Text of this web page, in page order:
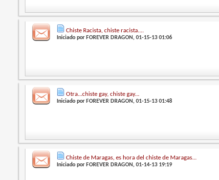
Chiste Racista, chiste racista....
Iniciado por FOREVER DRAGON, 01-15-13 01:06
Otra...chiste gay, chiste gay...
Iniciado por FOREVER DRAGON, 01-15-13 01:48
Chiste de Maragas, es hora del chiste de Maragas...
Iniciado porFOREVER DRAGON, 01-14-13 19:19